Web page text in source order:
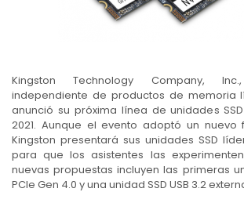
Kingston Technology Company,
independiente de productos de memoria
anunció su próxima línea de unidades SSD
2021. Aunque el evento adoptó un nuevo
Kingston presentará sus unidades SSD
para que los asistentes las
nuevas propuestas incluyen las primeras
PCIe Gen 4.0 y una unidad SSD USB 3.2